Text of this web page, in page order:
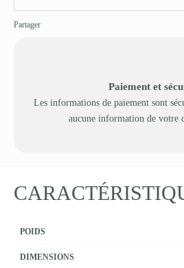
Partager
Paiement et
Les informations de paiement sont
aucune information de votre
POIDS
DIMENSIONS